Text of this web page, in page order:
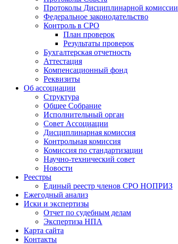
Протоколы Дисциплинарной комиссии
Федеральное законодательство
Контроль в СРО
План проверок
Результаты проверок
Бухгалтерская отчетность
Аттестация
Компенсационный фонд
Реквизиты
Об ассоциации
Структура
Общее Собрание
Исполнительный орган
Совет Ассоциации
Дисциплинарная комиссия
Контрольная комиссия
Комиссия по стандартизации
Научно-технический совет
Новости
Реестры
Единый реестр членов СРО НОПРИЗ
Ежегодный анализ
Иски и экспертизы
Отчет по судебным делам
Экспертиза НПА
Карта сайта
Контакты